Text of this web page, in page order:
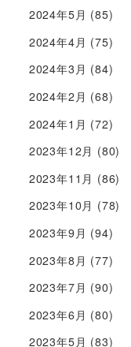
2024年5月 (85)
2024年4月 (75)
2024年3月 (84)
2024年2月 (68)
2024年1月 (72)
2023年12月 (80)
2023年11月 (86)
2023年10月 (78)
2023年9月 (94)
2023年8月 (77)
2023年7月 (90)
2023年6月 (80)
2023年5月 (83)